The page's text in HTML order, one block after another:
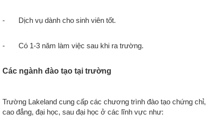
- Dịch vụ dành cho sinh viên tốt.
- Có 1-3 năm làm việc sau khi ra trường.
Các ngành đào tạo tại trường
Trường Lakeland cung cấp các chương trình đào tạo chứng chỉ,
cao đẳng, đại học, sau đại học ở các lĩnh vực như: